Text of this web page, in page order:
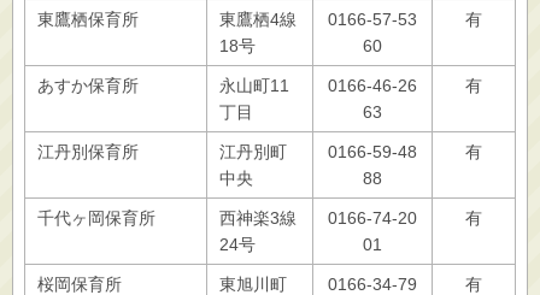
東鷹栖保育所
東鷹栖4線
18号
0166-57-53
60
有
あすか保育所
永山町11
丁目
0166-46-26
63
有
江丹別保育所
江丹別町
中央
0166‐59‐48
88
有
千代ヶ岡保育所
西神楽3線
24号
0166-74-20
01
有
桜岡保育所
東旭川町
0166-34-79
有